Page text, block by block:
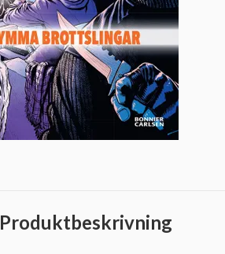
Produktbeskrivning